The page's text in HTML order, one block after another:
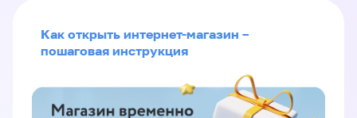
Как открыть интернет-магазин –
пошаговая инструкция